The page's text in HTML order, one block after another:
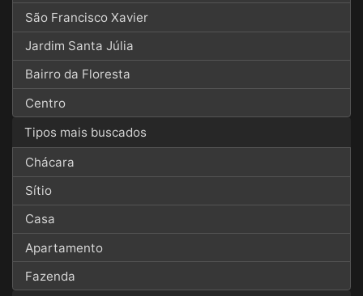
São Francisco Xavier
Jardim Santa Júlia
Bairro da Floresta
Centro
Tipos mais buscados
Chácara
Sítio
Casa
Apartamento
Fazenda